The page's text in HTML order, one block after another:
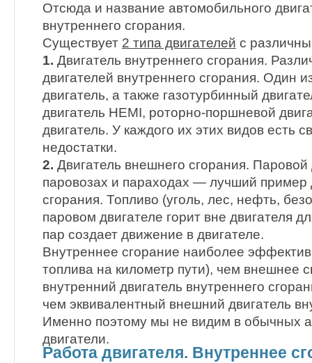
Отсюда и название автомобильного
внутреннего сгорания.
Существует 2 типа двигателей с
1. Двигатель внутреннего сгорания.
двигателей внутреннего сгорания. Один
двигатель, а также газотурбинный
двигатель HEMI, роторно-поршневой
двигатель. У каждого их этих видов есть
недостатки.
2. Двигатель внешнего сгорания. Паровой
паровозах и параходах — лучший пример
сгорания. Топливо (уголь, лес, нефть,
паровом двигателе горит вне двигателя
пар создает движение в двигателе.
Внутреннее сгорание наиболее
топлива на километр пути), чем внешнее
внутренний двигатель внутреннего
чем эквивалентный внешний двигатель
Именно поэтому мы не видим в обычных
двигатели.
Работа двигателя. Внутреннее